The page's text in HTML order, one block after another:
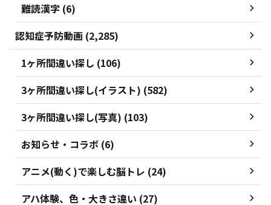
難読漢字 (6)
認知症予防動画 (2,285)
1ヶ所間違い探し (106)
3ヶ所間違い探し(イラスト) (582)
3ヶ所間違い探し(写真) (103)
お知らせ・コラボ (6)
アニメ(動く)で楽しむ脳トレ (24)
アハ体験、色・大きさ違い (27)